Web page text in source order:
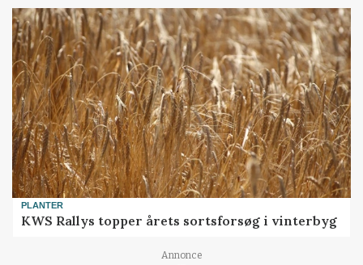
PLANTER
KWS Rallys topper årets sortsforsøg i vinterbyg
Annonce